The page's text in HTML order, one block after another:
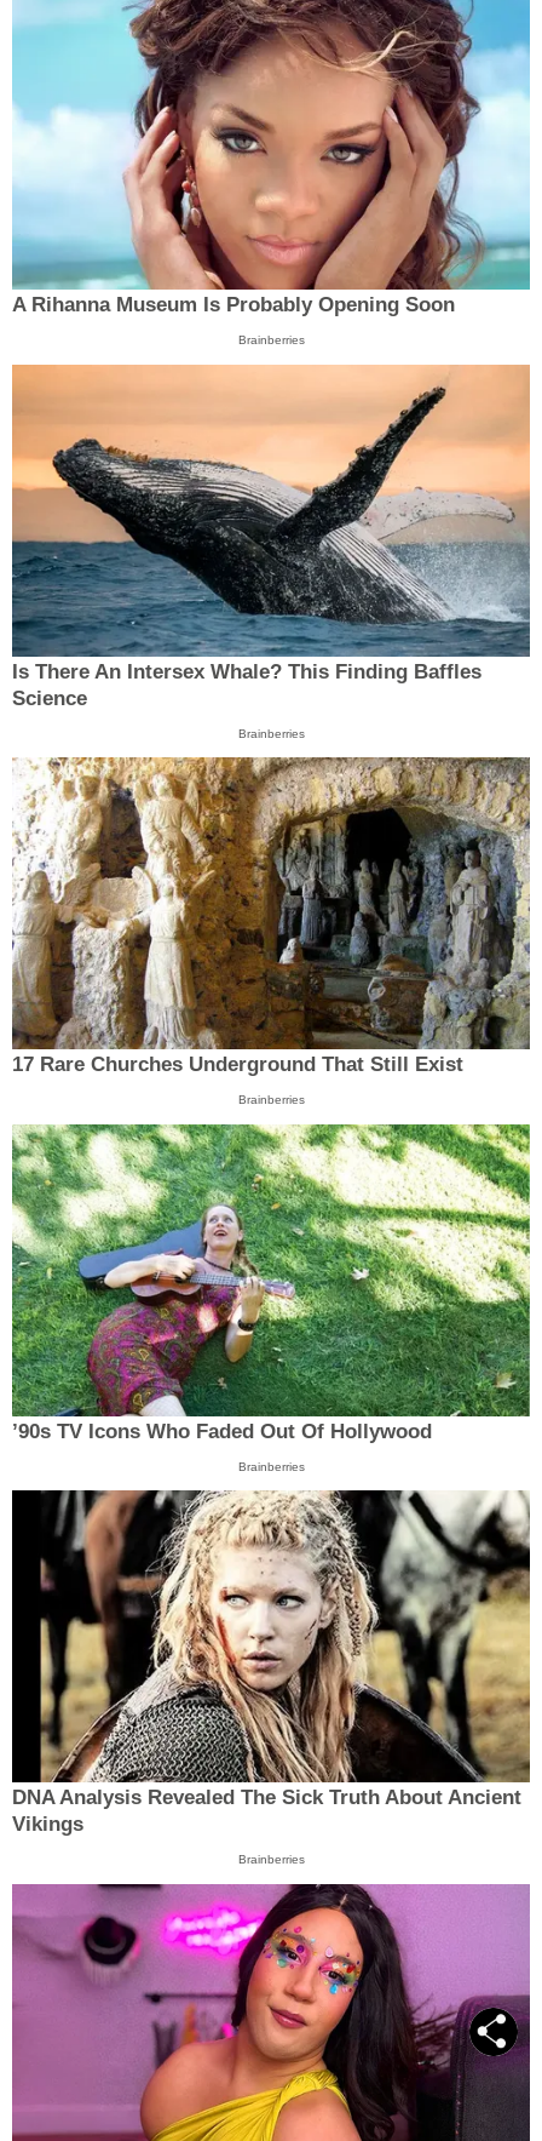
A Rihanna Museum Is Probably Opening Soon
Brainberries
Is There An Intersex Whale? This Finding Baffles
Science
Brainberries
17 Rare Churches Underground That Still Exist
Brainberries
’90s TV Icons Who Faded Out Of Hollywood
Brainberries
DNA Analysis Revealed The Sick Truth About Ancient
Vikings
Brainberries